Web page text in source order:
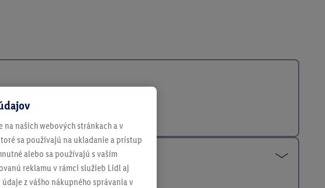
na našich webových stránkach a v
sa používajú na ukladanie a prístup
alebo sa používajú s vaším
reklamu v rámci služieb Lidl aj
z vášho nákupného správania v